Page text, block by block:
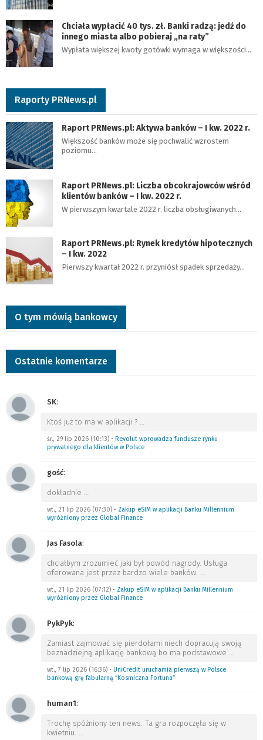
Chciała wypłacić 40 tys. zł. Banki radzą: jedź do
innego miasta albo pobieraj „na raty”
Wypłata większej kwoty gotówki wymaga w większości…
Raporty PRNews.pl
Raport PRNews.pl: Aktywa banków – I kw. 2022 r.
Większość banków może się pochwalić wzrostem
poziomu…
Raport PRNews.pl: Liczba obcokrajowców wśród
klientów banków – I kw. 2022 r.
W pierwszym kwartale 2022 r. liczba obsługiwanych…
Raport PRNews.pl: Rynek kredytów hipotecznych
– I kw. 2022
Pierwszy kwartał 2022 r. przyniósł spadek sprzedaży…
O tym mówią bankowcy
Ostatnie komentarze
SK:
Ktoś już to ma w aplikacji ? …
śr., 29 lip 2026 (10:13) • Revolut wprowadza fundusze rynku
prywatnego dla klientów w Polsce
gość:
dokładnie …
wt., 21 lip 2026 (07:30) • Zakup eSIM w aplikacji Banku Millennium
wyróżniony przez Global Finance
Jas Fasola:
chciałbym zrozumieć jaki był powód nagrody. Usługa
oferowana jest przez bardzo wiele banków. …
wt., 21 lip 2026 (07:12) • Zakup eSIM w aplikacji Banku Millennium
wyróżniony przez Global Finance
PykPyk:
Zamiast zajmować się pierdołami niech dopracują swoją
beznadziejną aplikację bankową bo ma podstawowe …
wt., 7 lip 2026 (16:36) • UniCredit uruchamia pierwszą w Polsce
bankową grę fabularną “Kosmiczna Fortuna”
human1:
Trochę spóźniony ten news. Ta gra rozpoczęła się w
kwietniu. …